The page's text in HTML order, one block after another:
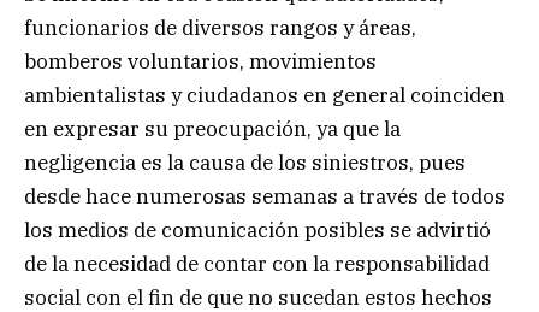
funcionarios de diversos rangos y áreas,
bomberos voluntarios, movimientos
ambientalistas y ciudadanos en general coinciden
en expresar su preocupación, ya que la
negligencia es la causa de los siniestros, pues
desde hace numerosas semanas a través de todos
los medios de comunicación posibles se advirtió
de la necesidad de contar con la responsabilidad
social con el fin de que no sucedan estos hechos